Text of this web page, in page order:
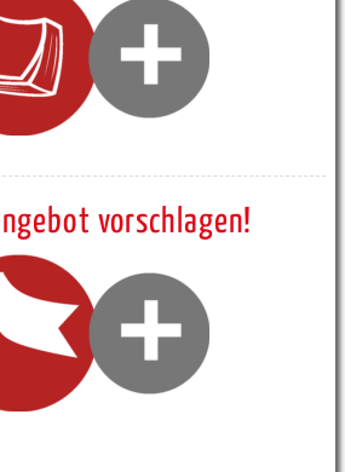
vorschlagen!